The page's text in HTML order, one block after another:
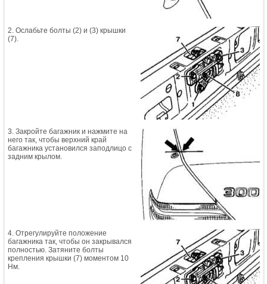
2. Ослабьте болты (2) и (3) крышки
(7).
3. Закройте багажник и нажмите на
него так, чтобы верхний край
багажника установился заподлицо с
задним крылом.
4. Отрегулируйте положение
багажника так, чтобы он закрывался
полностью. Затяните болты
крепления крышки (7) моментом 10
Нм.